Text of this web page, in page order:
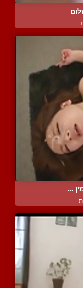
...